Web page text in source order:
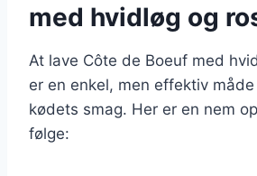
med hvidløg og
At lave Côte de Boeuf med
er en enkel, men effektiv
kødets smag. Her er en nem
følge: